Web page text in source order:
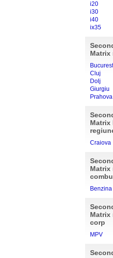
i20
i30
i40
ix35
Matrix
Cluj
Dolj
Giurgiu
Prahova
Matrix
Craiova
Matrix
Benzina
Matrix
corp
MPV